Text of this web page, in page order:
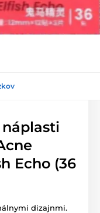
náplasti
Echo (36
dizajnmi.